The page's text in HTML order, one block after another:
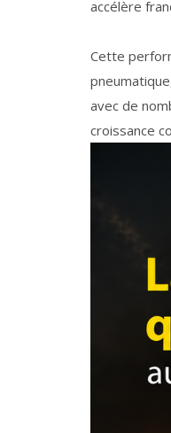
accélère
Cette
avec de
croissance